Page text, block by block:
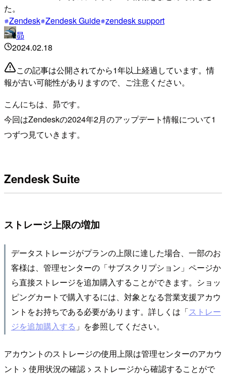
た。
Zendesk Zendesk Guide zendesk support
昴
2024.02.18
この記事は公開されてから1年以上経過しています。情
報が古い可能性がありますので、ご注意ください。
こんにちは、昴です。
今回はZendeskの2024年2月のアップデート情報について1
つずつ見ていきます。
Zendesk Suite
ストレージ上限の増加
データストレージがプランの上限に達した場合、一部のお
客様は、管理センターの「サブスクリプション」ページか
ら直接ストレージを追加購入することができます。ショッ
ピングカートで購入するには、対象となる営業支援アカウ
ントをお持ちである必要があります。詳しくは「ストレー
ジを追加購入する 」を参照してください。
アカウントのストレージの使用上限は管理センターのアカウ
ント > 使用状況の確認 > ストレージから確認することがで